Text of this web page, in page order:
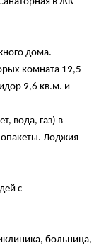
дома.
комната 19,5
9,6 кв.м. и
вода, газ) в
Лоджия
с
больница,